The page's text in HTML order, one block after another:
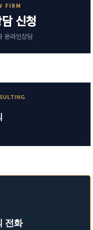
FIRM
신청
온라인상담
전화